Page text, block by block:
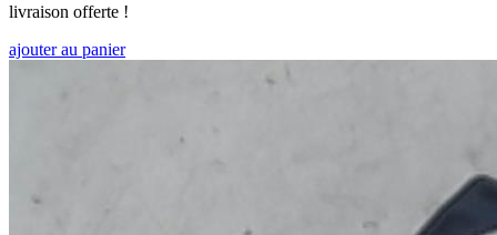
livraison offerte !
ajouter au panier